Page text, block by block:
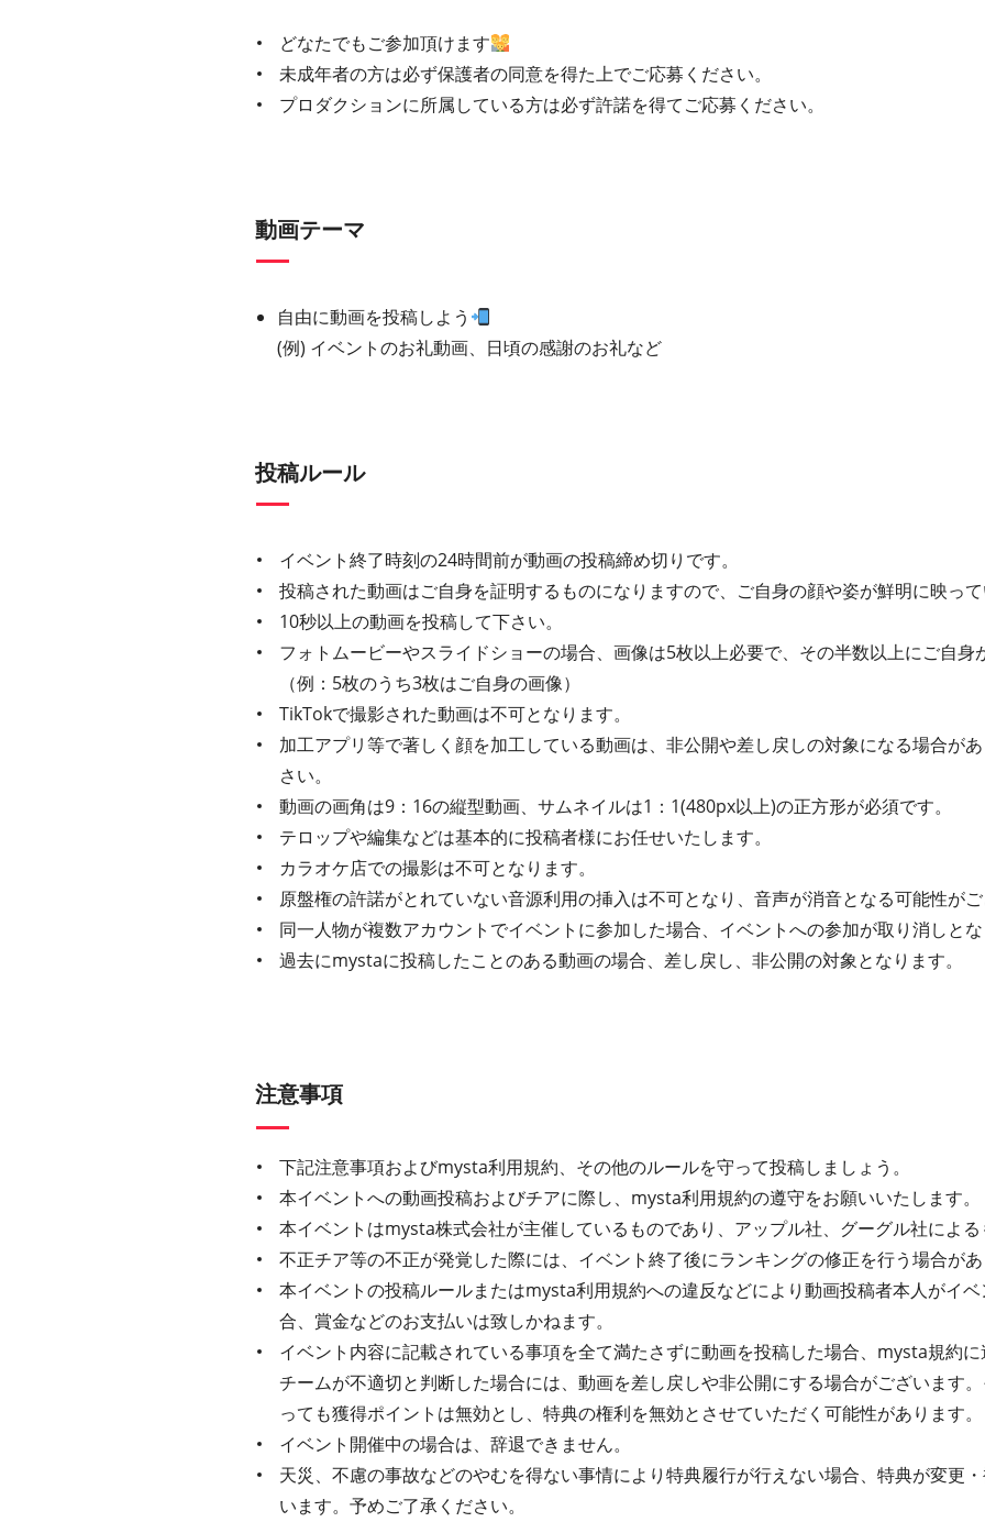
どなたでもご参加頂けます
未成年者の方は必ず保護者の同意を得た上でご応募ください。
プロダクションに所属している方は必ず許諾を得てご応募ください。
動画テーマ
自由に動画を投稿しよう
(例) イベントのお礼動画、日頃の感謝のお礼など
投稿ルール
イベント終了時刻の24時間前が動画の投稿締め切りです。
投稿された動画はご自身を証明するものになりますので、ご自身の顔や姿が鮮明に映って
10秒以上の動画を投稿して下さい。
フォトムービーやスライドショーの場合、画像は5枚以上必要で、その半数以上にご自身
（例：5枚のうち3枚はご自身の画像）
TikTokで撮影された動画は不可となります。
加工アプリ等で著しく顔を加工している動画は、非公開や差し戻しの対象になる場合が
さい。
動画の画角は9：16の縦型動画、サムネイルは1：1(480px以上)の正方形が必須です。
テロップや編集などは基本的に投稿者様にお任せいたします。
カラオケ店での撮影は不可となります。
原盤権の許諾がとれていない音源利用の挿入は不可となり、音声が消音となる可能性がご
同一人物が複数アカウントでイベントに参加した場合、イベントへの参加が取り消しとな
過去にmystaに投稿したことのある動画の場合、差し戻し、非公開の対象となります。
注意事項
下記注意事項およびmysta利用規約、その他のルールを守って投稿しましょう。
本イベントへの動画投稿およびチアに際し、mysta利用規約の遵守をお願いいたします。
本イベントはmysta株式会社が主催しているものであり、アップル社、グーグル社による
不正チア等の不正が発覚した際には、イベント終了後にランキングの修正を行う場合があ
本イベントの投稿ルールまたはmysta利用規約への違反などにより動画投稿者本人がイ
合、賞金などのお支払いは致しかねます。
イベント内容に記載されている事項を全て満たさずに動画を投稿した場合、mysta規約
チームが不適切と判断した場合には、動画を差し戻しや非公開にする場合がございます
っても獲得ポイントは無効とし、特典の権利を無効とさせていただく可能性があります。
イベント開催中の場合は、辞退できません。
天災、不慮の事故などのやむを得ない事情により特典履行が行えない場合、特典が変更
います。予めご了承ください。